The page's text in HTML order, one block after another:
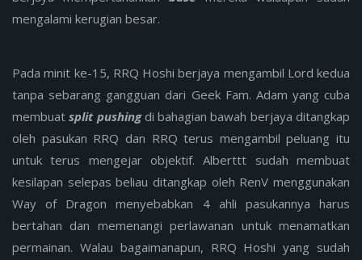
mengalami kerugian besar.
Pada minit ke-15, RRQ Hoshi berjaya mengambil Lord kedua
tanpa sebarang gangguan dari Geek Fam. Adam yang cuba
membuatsplit pushing di bahagian bawah berjaya ditangkap
oleh pasukan RRQ dan RRQ terus mengambil peluang itu
untuk terus mengejar objektif. Alberttt sudah membuat
kesilapan selepas beliau ditangkap oleh RenV menggunakan
Way of Dragon menyebabkan 4 ahli pasukannya harus
bertahan dan memenangi perlawanan untuk menamatkan
permainan. Walau bagaimanapun, RRQ Hoshi yang sudah